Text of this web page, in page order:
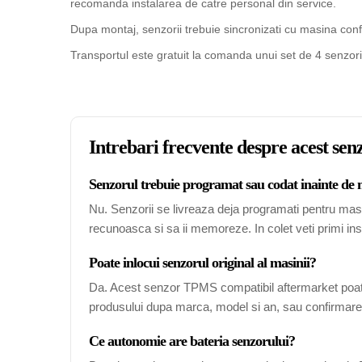
recomanda instalarea de catre personal din service.
Dupa montaj, senzorii trebuie sincronizati cu masina
Transportul este gratuit la comanda unui set de 4
Intrebari frecvente despre acest
Senzorul trebuie programat sau codat inainte de
Nu. Senzorii se livreaza deja programati pentru
recunoasca si sa ii memoreze. In colet veti primi
Poate inlocui senzorul original al masinii?
Da. Acest senzor TPMS compatibil aftermarket
produsului dupa marca, model si an, sau
Ce autonomie are bateria senzorului?